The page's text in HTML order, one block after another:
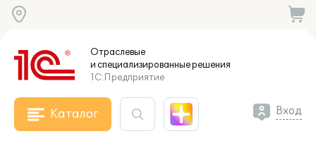
Отраслевые
и специализированныерешения
1С:Предприятие
Каталог Вход